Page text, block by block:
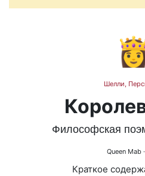
Шелли,
Философская
Queen Mab
Краткое